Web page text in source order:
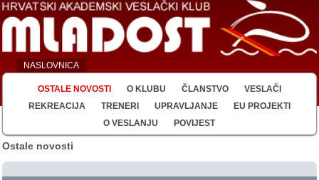
NASLOVNICA
OSTALE NOVOSTI O KLUBU ČLANSTVO
VESLAČI
REKREACIJA
TRENERI UPRAVLJANJE
EU PROJEKTI
O VESLANJU
POVIJEST
Ostale novosti